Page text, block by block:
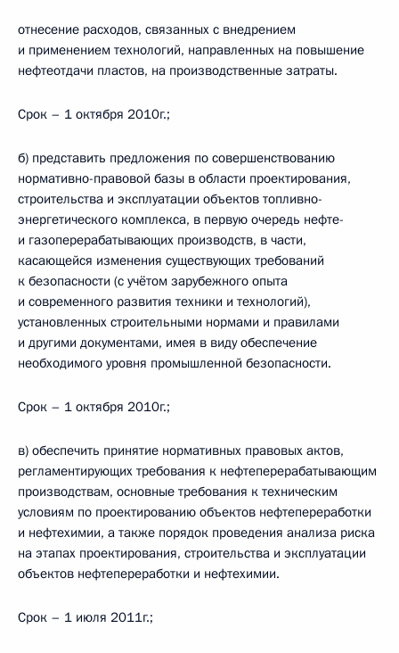
отнесение расходов, связанных с внедрением
и применением технологий, направленных на повышение
нефтеотдачи пластов, на производственные затраты.
Срок – 1 октября 2010г.;
б) представить предложения по совершенствованию
нормативно-правовой базы в области проектирования,
строительства и эксплуатации объектов топливно-
энергетического комплекса, в первую очередь нефте-
и газоперерабатывающих производств, в части,
касающейся изменения существующих требований
к безопасности (с учётом зарубежного опыта
и современного развития техники и технологий),
установленных строительными нормами и правилами
и другими документами, имея в виду обеспечение
необходимого уровня промышленной безопасности.
Срок – 1 октября 2010г.;
в) обеспечить принятие нормативных правовых актов,
регламентирующих требования к нефтеперерабатывающим
производствам, основные требования к техническим
условиям по проектированию объектов нефтепереработки
и нефтехимии, а также порядок проведения анализа риска
на этапах проектирования, строительства и эксплуатации
объектов нефтепереработки и нефтехимии.
Срок – 1 июля 2011г.;